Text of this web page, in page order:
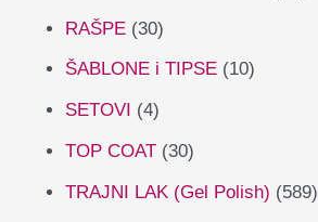
RAŠPE (30)
ŠABLONE i TIPSE (10)
SETOVI (4)
TOP COAT (30)
TRAJNI LAK (Gel Polish) (589)